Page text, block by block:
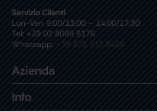
Servizio Clienti
Lun-Ven 9:00/13:00 – 14:00/17:30
Tel: +39 02 8089 8176
Whatsapp: +39 375 933 8426
Azienda
Info